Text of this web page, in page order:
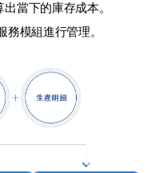
當下的庫存成本。
模組進行管理。